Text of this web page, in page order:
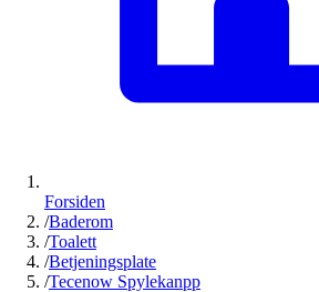
Forsiden
/Baderom
/Toalett
/Betjeningsplate
/Tecenow Spylekanpp